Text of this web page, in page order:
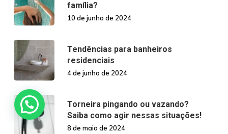
família?
10 de junho de 2024
Tendências para banheiros
residenciais
4 de junho de 2024
Torneira pingando ou vazando?
Saiba como agir nessas situações!
8 de maio de 2024